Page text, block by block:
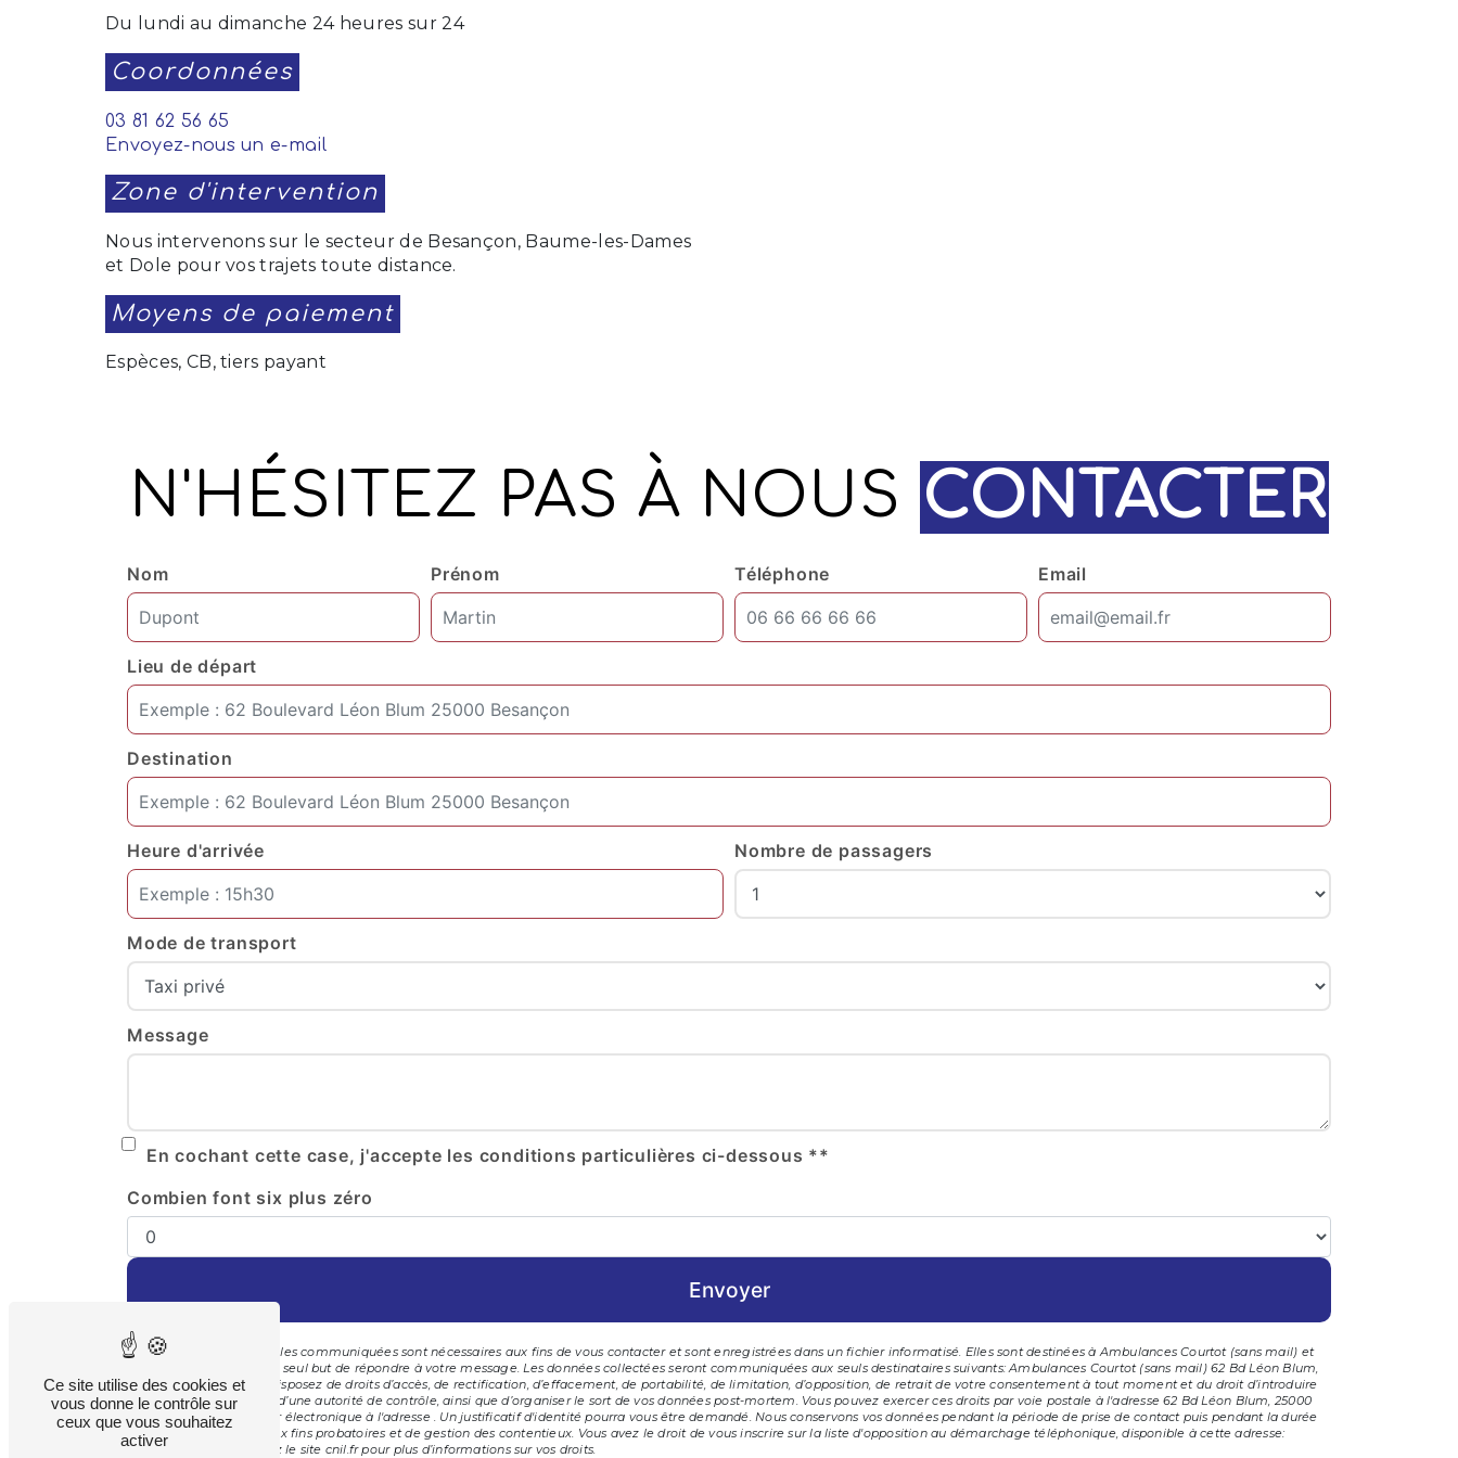
Du lundi au dimanche 24 heures sur 24
Coordonnées
03 81 62 56 65
Envoyez-nous un e-mail
Zone d'intervention
Nous intervenons sur le secteur de Besançon, Baume-les-Dames
et Dole pour vos trajets toute distance.
Moyens de paiement
Espèces, CB, tiers payant
N'HÉSITEZ PAS À NOUS CONTACTER
Nom Prénom Téléphone Email
Lieu de départ
Destination
Heure d'arrivée Nombre de passagers
Mode de transport
Message
En cochant cette case, j'accepte les conditions particulières ci-dessous **
Combien font six plus zéro
Envoyer
** Les données personnelles communiquées sont nécessaires aux fins de vous contacter et sont enregistrées dans un fichier informatisé. Elles sont destinées à Ambulances Courtot (sans mail) et
ses sous-traitants dans le seul but de répondre à votre message. Les données collectées seront communiquées aux seuls destinataires suivants: Ambulances Courtot (sans mail) 62 Bd Léon Blum,
25000 Besançon . Vous disposez de droits d’accès, de rectification, d’effacement, de portabilité, de limitation, d’opposition, de retrait de votre consentement à tout moment et du droit d’introduire
une réclamation auprès d’une autorité de contrôle, ainsi que d’organiser le sort de vos données post-mortem. Vous pouvez exercer ces droits par voie postale à l'adresse 62 Bd Léon Blum, 25000
Besançon ou par courrier électronique à l'adresse . Un justificatif d'identité pourra vous être demandé. Nous conservons vos données pendant la période de prise de contact puis pendant la durée
de prescription légale aux fins probatoires et de gestion des contentieux. Vous avez le droit de vous inscrire sur la liste d'opposition au démarchage téléphonique, disponible à cette adresse:
Bloctel.gouv.fr . Consultez le site cnil.fr pour plus d’informations sur vos droits.
Ce site utilise des cookies et
vous donne le contrôle sur
ceux que vous souhaitez
activer